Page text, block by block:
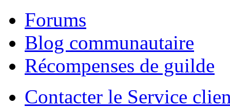
Forums
Blog communautaire
Récompenses de guilde
Contacter le Service